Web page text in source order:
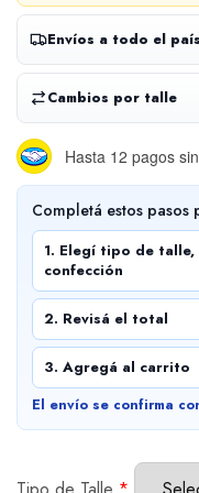
Envíos a todo el país
Cambios por talle
Hasta 12 pagos
Completá estos pasos
1. Elegí tipo de
confección
2. Revisá el total
3. Agregá al carrito
El envío se confirma